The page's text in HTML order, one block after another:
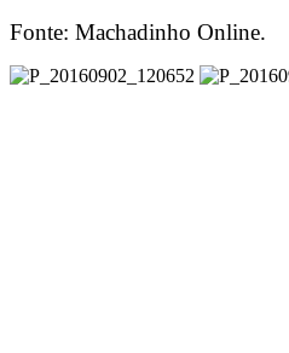
Fonte: Machadinho Online.